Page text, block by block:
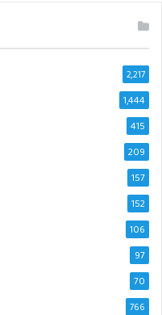
2,217
1,444
415
209
157
152
106
97
70
766